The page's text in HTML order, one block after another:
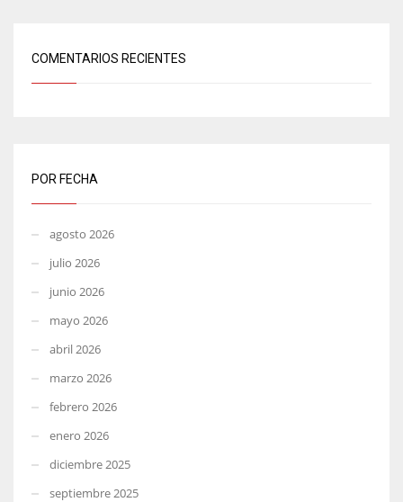
COMENTARIOS RECIENTES
POR FECHA
agosto 2026
julio 2026
junio 2026
mayo 2026
abril 2026
marzo 2026
febrero 2026
enero 2026
diciembre 2025
septiembre 2025